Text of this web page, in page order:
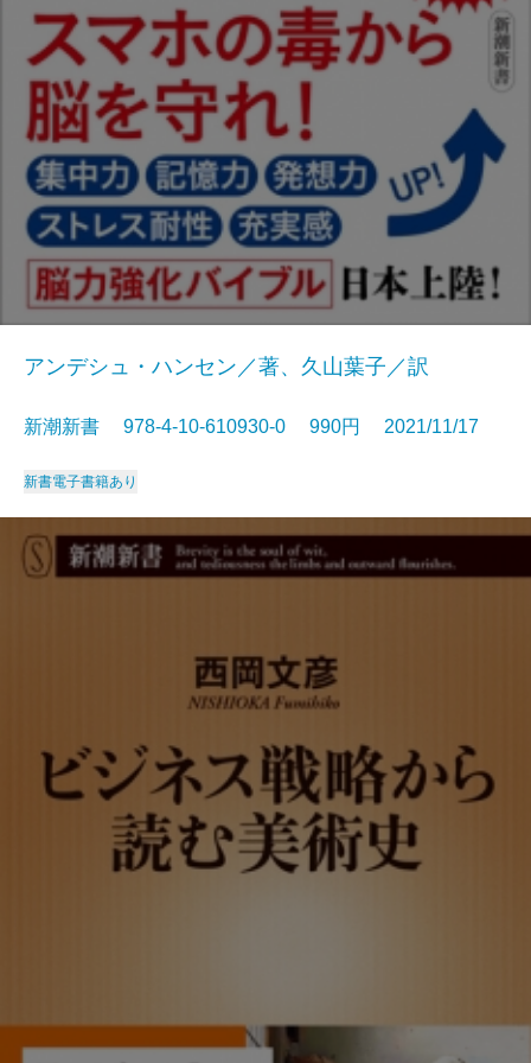
アンデシュ・ハンセン／著、久山葉子／訳
新潮新書 978-4-10-610930-0 990円 2021/11/17
新書電子書籍あり